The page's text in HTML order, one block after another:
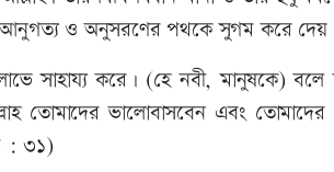
আনুগত্য ও অনুসরণের পথকে সুগম করে
সাহায্য করে। (হে নবী, মানুষকে)
ভালোবাসবেন এবং তোমাদের
: ৩১)